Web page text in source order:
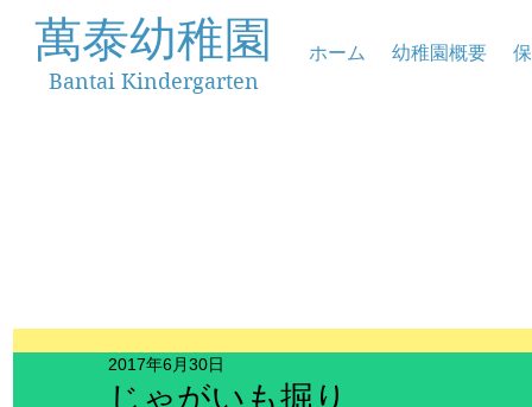
萬泰幼稚園
Bantai Kindergarten
ホーム 幼稚園概要
じゃがいも掘り
2017年6月30日